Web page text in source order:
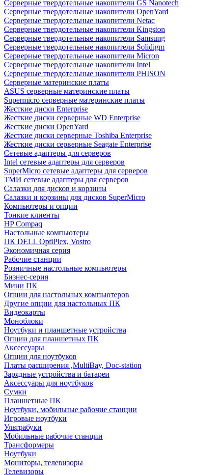
Cерверные твердотельные накопители GS Nanotech
Серверные твердотельные накопители OpenYard
Серверные твердотельные накопители Netac
Cерверные твердотельные накопители Kingston
Cерверные твердотельные накопители Samsung
Cерверные твердотельные накопители Solidigm
Cерверные твердотельные накопители Micron
Cерверные твердотельные накопители Intel
Cерверные твердотельные накопители PHISON
Серверные материнские платы
ASUS серверные материнские платы
Supermicro серверные материнские платы
Жесткие диски Enterprise
Жесткие диски серверные WD Enterprise
Жесткие диски OpenYard
Жесткие диски серверные Toshiba Enterprise
Жесткие диски серверные Seagate Enterprise
Сетевые адаптеры для серверов
Intel сетевые адаптеры для серверов
SuperMicro сетевые адаптеры для серверов
ТМИ сетевые адаптеры для серверов
Салазки для дисков и корзины
Салазки и корзины для дисков SuperMicro
Компьютеры и опции
Тонкие клиенты
HP Compaq
Настольные компьютеры
ПК DELL OptiPlex, Vostro
Экономичная серия
Рабочие станции
Розничные настольные компьютеры
Бизнес-серия
Мини ПК
Опции для настольных компьютеров
Другие опции для настольных ПК
Видеокарты
Моноблоки
Ноутбуки и планшетные устройства
Опции для планшетных ПК
Аксессуары
Опции для ноутбуков
Платы расширения ,MultiBay, Doc-station
Зарядные устройства и батареи
Аксессуары для ноутбуков
Сумки
Планшетные ПК
Ноутбуки, мобильные рабочие станции
Игровые ноутбуки
Ультрабуки
Мобильные рабочие станции
Трансформеры
Ноутбуки
Мониторы, телевизоры
Телевизоры